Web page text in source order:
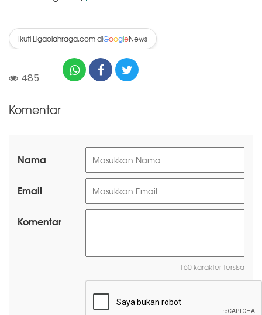
Ikuti Ligaolahraga.com diGoogleNews
485
Komentar
Nama
Email
Komentar
160 karakter tersisa